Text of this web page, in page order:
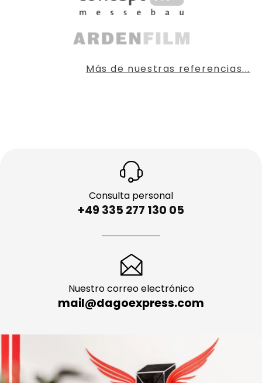
Más de nuestras referencias...
Consulta personal
+49 335 277 130 05
Nuestro correo electrónico
mail@dagoexpress.com